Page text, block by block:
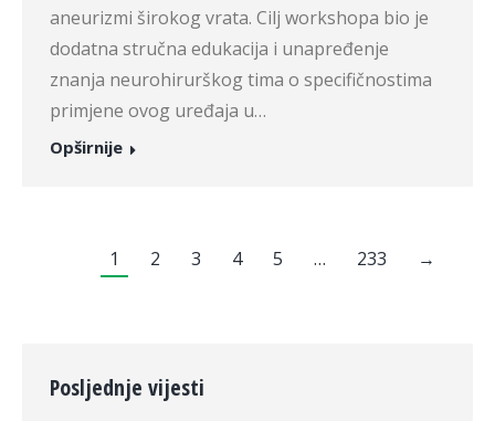
aneurizmi širokog vrata. Cilj workshopa bio je
dodatna stručna edukacija i unapređenje
znanja neurohirurškog tima o specifičnostima
primjene ovog uređaja u…
Opširnije
1 2 3 4 5 … 233 →
Posljednje vijesti